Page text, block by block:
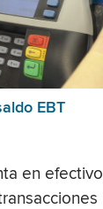
EBT
en efectivo